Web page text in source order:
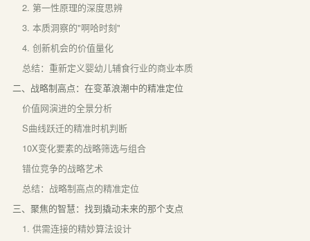
2. 第一性原理的深度思辨
3. 本质洞察的"啊哈时刻"
4. 创新机会的价值量化
总结：重新定义婴幼儿辅食行业的商业本质
二、战略制高点：在变革浪潮中的精准定位
价值网演进的全景分析
S曲线跃迁的精准时机判断
10X变化要素的战略筛选与组合
错位竞争的战略艺术
总结：战略制高点的精准定位
三、聚焦的智慧：找到撬动未来的那个支点
1. 供需连接的精妙算法设计